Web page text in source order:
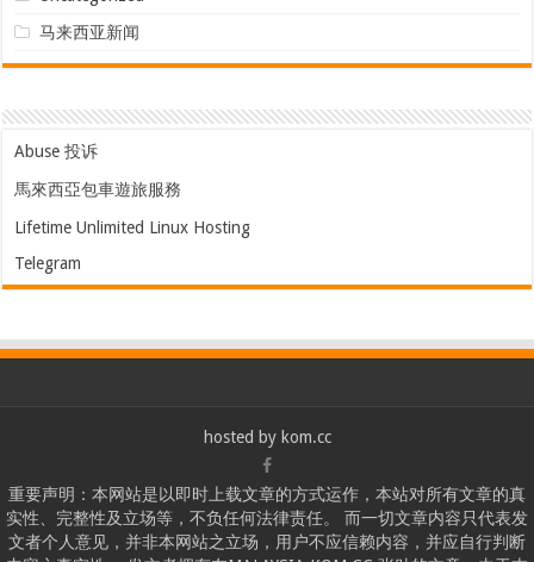
马来西亚新闻
Abuse 投诉
馬來西亞包車遊旅服務
Lifetime Unlimited Linux Hosting
Telegram
hosted by kom.cc
重要声明：本网站是以即时上载文章的方式运作，本站对所有文章的真
实性、完整性及立场等，不负任何法律责任。 而一切文章内容只代表发
文者个人意见，并非本网站之立场，用户不应信赖内容，并应自行判断